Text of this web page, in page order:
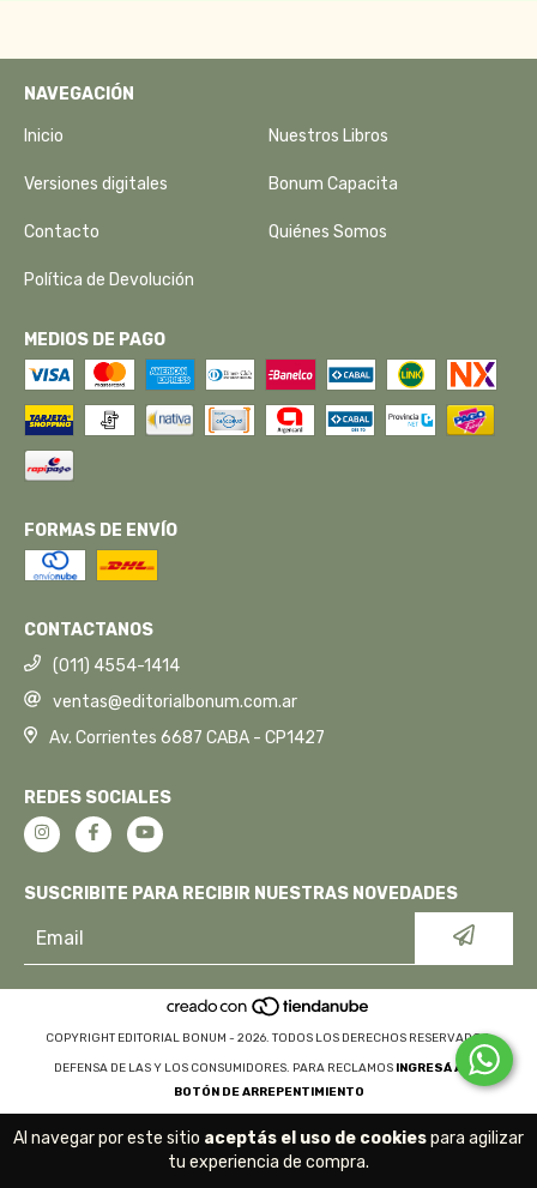
Al navegar por este sitio aceptás el uso de cookiespara agilizar
tu experiencia de compra.
NAVEGACIÓN
Inicio Nuestros Libros
Versiones digitales Bonum Capacita
Contacto Quiénes Somos
Política de Devolución
MEDIOS DE PAGO
FORMAS DE ENVÍO
CONTACTANOS
(011) 4554-1414
ventas@editorialbonum.com.ar
Av. Corrientes 6687 CABA - CP1427
REDES SOCIALES
SUSCRIBITE PARA RECIBIR NUESTRAS NOVEDADES
COPYRIGHT EDITORIAL BONUM - 2026. TODOS LOS DERECHOS RESERVADOS.
DEFENSA DE LAS Y LOS CONSUMIDORES. PARA RECLAMOS INGRESÁ ACÁ.
BOTÓN DE ARREPENTIMIENTO